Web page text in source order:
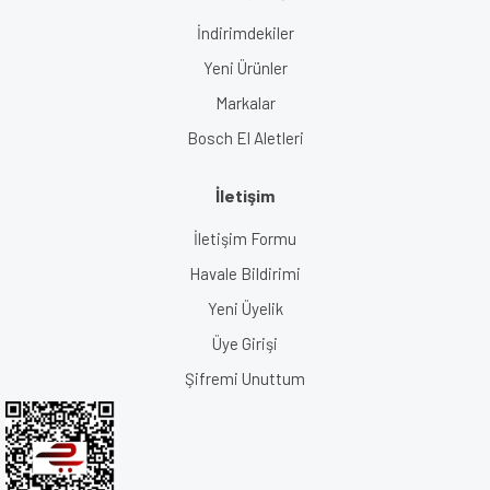
İndirimdekiler
Yeni Ürünler
Markalar
Bosch El Aletleri
İletişim
İletişim Formu
Havale Bildirimi
Yeni Üyelik
Üye Girişi
Şifremi Unuttum